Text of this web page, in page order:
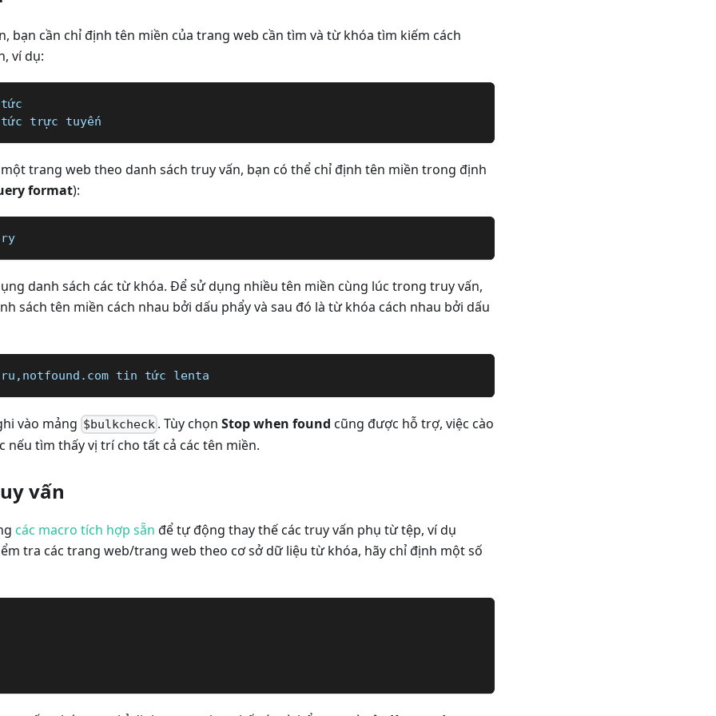
bạn cần chỉ định tên miền của trang web cần tìm và từ khóa tìm kiếm cách
ví dụ:
tức
trực tuyến
trang web theo danh sách truy vấn, bạn có thể chỉ định tên miền trong định
format):
danh sách các từ khóa. Để sử dụng nhiều tên miền cùng lúc trong truy vấn,
sách tên miền cách nhau bởi dấu phẩy và sau đó là từ khóa cách nhau bởi dấu
tin tức lenta
vào mảng $bulkcheck . Tùy chọnStop when found cũng được hỗ trợ, việc cào
nếu tìm thấy vị trí cho tất cả các tên miền.
vấn
các macro tích hợp sẵn để tự động thay thế các truy vấn phụ từ tệp, ví dụ
tra các trang web/trang web theo cơ sở dữ liệu từ khóa, hãy chỉ định một số